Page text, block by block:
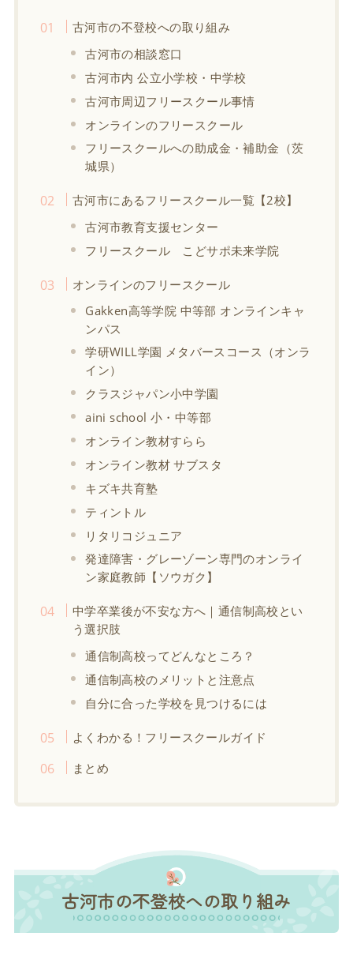
古河市の不登校への取り組み
古河市の相談窓口
古河市内 公立小学校・中学校
古河市周辺フリースクール事情
オンラインのフリースクール
フリースクールへの助成金・補助金（茨
城県）
古河市にあるフリースクール一覧【2校】
古河市教育支援センター
フリースクール こどサポ未来学院
オンラインのフリースクール
Gakken高等学院 中等部 オンラインキャ
ンパス
学研WILL学園 メタバースコース（オンラ
イン）
クラスジャパン小中学園
aini school 小・中等部
オンライン教材すらら
オンライン教材 サブスタ
キズキ共育塾
ティントル
リタリコジュニア
発達障害・グレーゾーン専門のオンライ
ン家庭教師【ソウガク】
中学卒業後が不安な方へ｜通信制高校とい
う選択肢
通信制高校ってどんなところ？
通信制高校のメリットと注意点
自分に合った学校を見つけるには
よくわかる！フリースクールガイド
まとめ
古河市の不登校への取り組み